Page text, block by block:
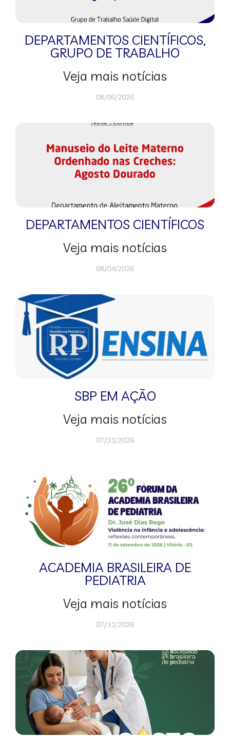
DEPARTAMENTOS CIENTÍFICOS,
GRUPO DE TRABALHO
Veja mais notícias
08/06/2026
DEPARTAMENTOS CIENTÍFICOS
Veja mais notícias
08/04/2026
SBP EM AÇÃO
Veja mais notícias
07/31/2026
ACADEMIA BRASILEIRA DE
PEDIATRIA
Veja mais notícias
07/31/2026